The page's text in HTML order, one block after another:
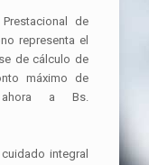
de
representa el
de cálculo de
máximo de
ahora a Bs.
integral